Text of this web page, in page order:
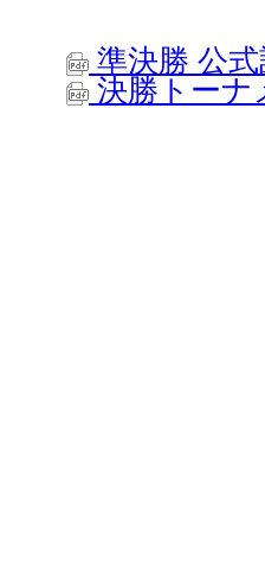
準決勝 公
決勝トーナ